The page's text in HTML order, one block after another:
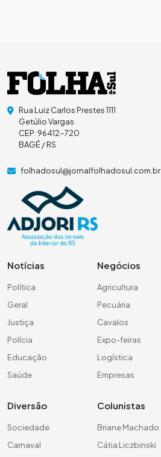
Rua Luiz Carlos Prestes 1111
Getúlio Vargas
CEP: 96412-720
BAGÉ / RS
folhadosul@jornalfolhadosul.com.br
Notícias
Política
Geral
Justiça
Polícia
Educação
Saúde
Negócios
Agricultura
Pecuária
Cavalos
Expo-feiras
Logística
Empresas
Diversão
Sociedade
Carnaval
Colunistas
Briane Machado
Cátia Liczbinski